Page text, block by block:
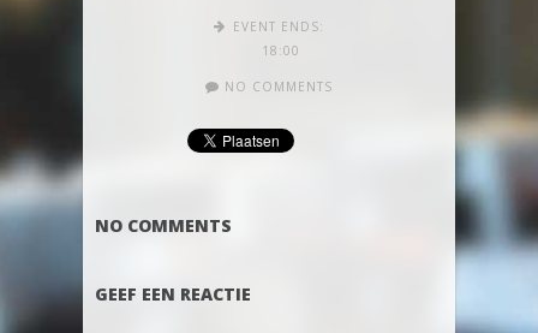
EVENT ENDS:
18:00
NO COMMENTS
NO COMMENTS
GEEF EEN REACTIE